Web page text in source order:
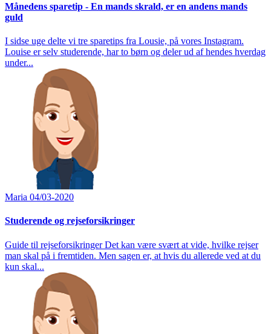
Månedens sparetip - En mands skrald, er en andens mands
guld
I sidse uge delte vi tre sparetips fra Lousie, på vores Instagram.
Louise er selv studerende, har to børn og deler ud af hendes hverdag
under...
Maria 04/03-2020
Studerende og rejseforsikringer
Guide til rejseforsikringer Det kan være svært at vide, hvilke rejser
man skal på i fremtiden. Men sagen er, at hvis du allerede ved at du
kun skal...